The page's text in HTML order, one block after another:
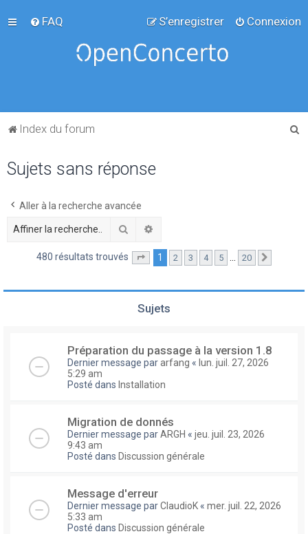
FAQ Connexion
S’enregistrer
Index du forum
Sujets sans réponse
Aller à la recherche avancée
Rechercher
480 résultats trouvés Page sur20
1 2 3 4 5 … 20
Sujets
Préparation du passage à la version 1.8
Dernier message pararfang « lun. juil. 27, 2026
5:29 am
Posté dans Installation
Migration de donnés
Dernier message parARGH « jeu. juil. 23, 2026
9:43 am
Posté dans Discussion générale
Message d'erreur
Dernier message parClaudioK « mer. juil. 22, 2026
5:33 am
Posté dans Discussion générale